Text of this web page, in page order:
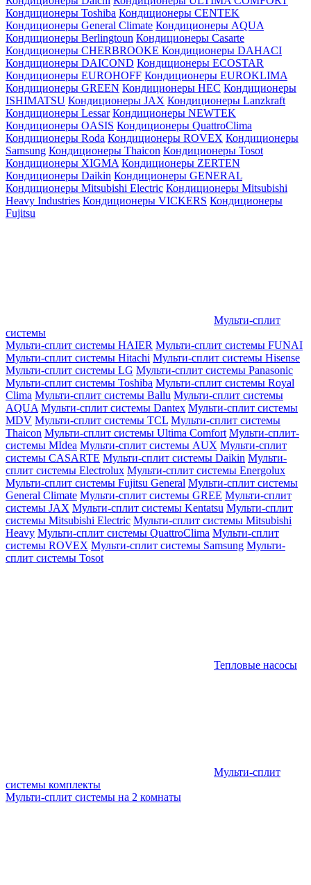
Кондиционеры Toshiba Кондиционеры CENTEK
Кондиционеры General Climate Кондиционеры AQUA
Кондиционеры Berlingtoun Кондиционеры Casarte
Кондиционеры CHERBROOKE Кондиционеры DAHACI
Кондиционеры DAICOND Кондиционеры ECOSTAR
Кондиционеры EUROHOFF Кондиционеры EUROKLIMA
Кондиционеры GREEN Кондиционеры HEC Кондиционеры
ISHIMATSU Кондиционеры JAX Кондиционеры Lanzkraft
Кондиционеры Lessar Кондиционеры NEWTEK
Кондиционеры OASIS Кондиционеры QuattroClima
Кондиционеры Roda Кондиционеры ROVEX Кондиционеры
Samsung Кондиционеры Thaicon Кондиционеры Tosot
Кондиционеры XIGMA Кондиционеры ZERTEN
Кондиционеры Daikin Кондиционеры GENERAL
Кондиционеры Mitsubishi Electric Кондиционеры Mitsubishi
Heavy Industries Кондиционеры VICKERS Кондиционеры
Fujitsu
Мульти-сплит
системы
Мульти-сплит системы HAIER Мульти-сплит системы FUNAI
Мульти-сплит системы Hitachi Мульти-сплит системы Hisense
Мульти-сплит системы LG Мульти-сплит системы Panasonic
Мульти-сплит системы Toshiba Мульти-сплит системы Royal
Clima Мульти-сплит системы Ballu Мульти-сплит системы
AQUA Мульти-сплит системы Dantex Мульти-сплит системы
MDV Мульти-сплит системы TCL Мульти-сплит системы
Thaicon Мульти-сплит системы Ultima Comfort Мульти-сплит-
системы MIdea Мульти-сплит системы AUX Мульти-сплит
системы CASARTE Мульти-сплит системы Daikin Мульти-
сплит системы Electrolux Мульти-сплит системы Energolux
Мульти-сплит системы Fujitsu General Мульти-сплит системы
General Climate Мульти-сплит системы GREE Мульти-сплит
системы JAX Мульти-сплит системы Kentatsu Мульти-сплит
системы Mitsubishi Electric Мульти-сплит системы Mitsubishi
Heavy Мульти-сплит системы QuattroClima Мульти-сплит
системы ROVEX Мульти-сплит системы Samsung Мульти-
сплит системы Tosot
Тепловые насосы
Мульти-сплит
системы комплекты
Мульти-сплит системы на 2 комнаты